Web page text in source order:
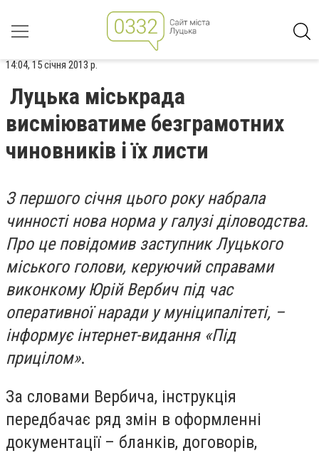
14:04, 15 січня 2013 р.
Луцька міськрада
висміюватиме безграмотних
чиновників і їх листи
З першого січня цього року набрала
чинності нова норма у галузі діловодства.
Про це повідомив заступник Луцького
міського голови, керуючий справами
виконкому Юрій Вербич під час
оперативної наради у муніципалітеті, –
інформує інтернет-видання «Під
прицілом».
За словами Вербича, інструкція
передбачає ряд змін в оформленні
документації – бланків, договорів,